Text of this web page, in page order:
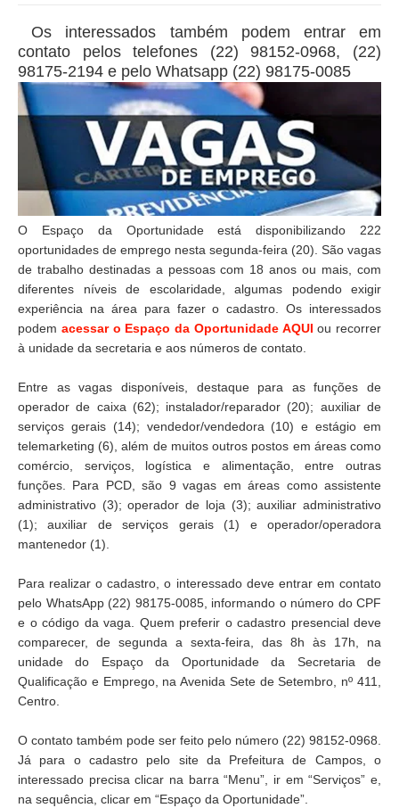
Os interessados também podem entrar em
contato pelos telefones (22) 98152-0968, (22)
98175-2194 e pelo Whatsapp (22) 98175-0085
O Espaço da Oportunidade está disponibilizando 222
oportunidades de emprego nesta segunda-feira (20). São vagas
de trabalho destinadas a pessoas com 18 anos ou mais, com
diferentes níveis de escolaridade, algumas podendo exigir
experiência na área para fazer o cadastro. Os interessados
podem acessar o Espaço da Oportunidade AQUI ou recorrer
à unidade da secretaria e aos números de contato.
Entre as vagas disponíveis, destaque para as funções de
operador de caixa (62); instalador/reparador (20); auxiliar de
serviços gerais (14); vendedor/vendedora (10) e estágio em
telemarketing (6), além de muitos outros postos em áreas como
comércio, serviços, logística e alimentação, entre outras
funções. Para PCD, são 9 vagas em áreas como assistente
administrativo (3); operador de loja (3); auxiliar administrativo
(1); auxiliar de serviços gerais (1) e operador/operadora
mantenedor (1).
Para realizar o cadastro, o interessado deve entrar em contato
pelo WhatsApp (22) 98175-0085, informando o número do CPF
e o código da vaga. Quem preferir o cadastro presencial deve
comparecer, de segunda a sexta-feira, das 8h às 17h, na
unidade do Espaço da Oportunidade da Secretaria de
Qualificação e Emprego, na Avenida Sete de Setembro, nº 411,
Centro.
O contato também pode ser feito pelo número (22) 98152-0968.
Já para o cadastro pelo site da Prefeitura de Campos, o
interessado precisa clicar na barra “Menu”, ir em “Serviços” e,
na sequência, clicar em “Espaço da Oportunidade”.